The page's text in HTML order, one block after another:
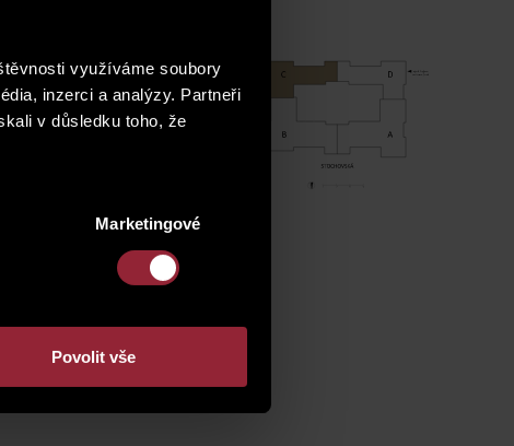
využíváme soubory
inzerci a analýzy. Partneři
v důsledku toho, že
Marketingové
Povolit vše